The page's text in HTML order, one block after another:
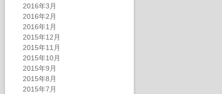
2016年3月
2016年2月
2016年1月
2015年12月
2015年11月
2015年10月
2015年9月
2015年8月
2015年7月